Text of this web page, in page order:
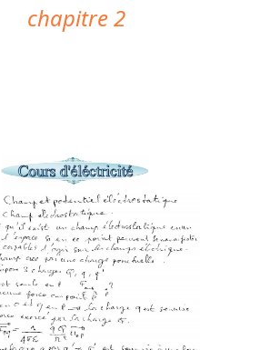
chapitre 2